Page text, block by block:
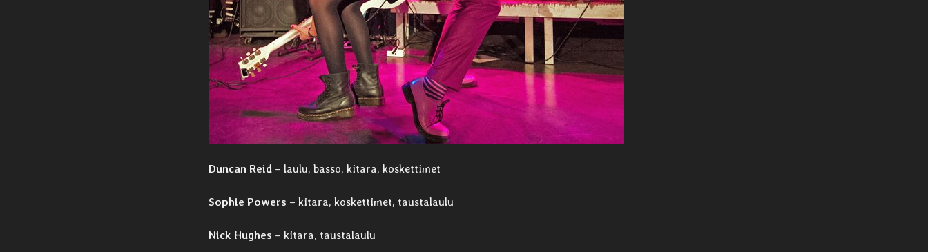
Duncan Reid – laulu, basso, kitara, koskettimet
Sophie Powers – kitara, koskettimet, taustalaulu
Nick Hughes – kitara, taustalaulu